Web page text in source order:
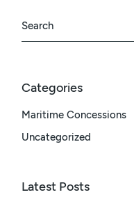
Categories
Maritime Concessions
Uncategorized
Latest Posts